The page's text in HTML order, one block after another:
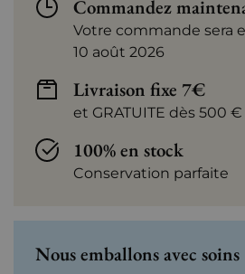
Commandez
Votre commande sera
10 août 2026
Livraison fixe 7€
et GRATUITE dès 500 €
100% en stock
Conservation parfaite
Nous emballons avec soins